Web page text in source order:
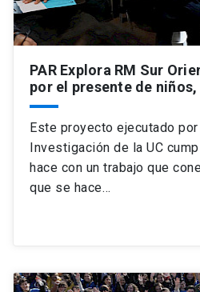
PAR Explora RM Sur
por el presente de
Este proyecto ejecutado
Investigación de la UC
hace con un trabajo que
que se hace…